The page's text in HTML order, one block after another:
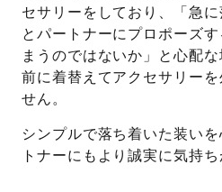
セサリーをしており、「急
とパートナーにプロポーズ
まうのではないか」と心配
前に着替えてアクセサリー
せん。
シンプルで落ち着いた装い
トナーにもより誠実に気持